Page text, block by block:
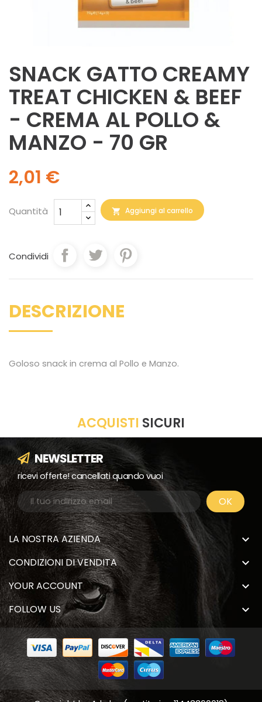
SNACK GATTO CREAMY
TREAT CHICKEN & BEEF
- CREMA AL POLLO &
MANZO - 70 GR
2,01 €
Quantità  Aggiungi al carrello
Condividi
DESCRIZIONE
Goloso snack in crema al Pollo e Manzo.
ACQUISTI SICURI
NEWSLETTER
ricevi offerte! cancellati quando vuoi
LA NOSTRA AZIENDA 
CONDIZIONI DI VENDITA 
YOUR ACCOUNT 
FOLLOW US 